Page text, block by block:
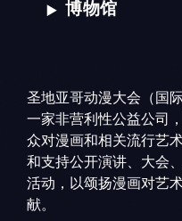
博物馆
圣地亚哥动漫大会（国
一家非营利性公益公司
众对漫画和相关流行艺
和支持公开演讲、大会
活动，以颂扬漫画对艺
献。